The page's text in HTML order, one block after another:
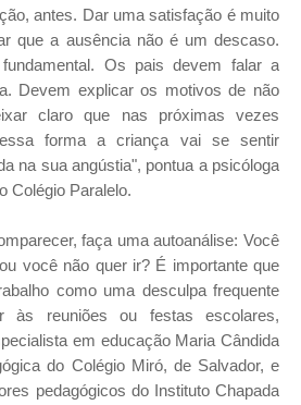
antes. Dar uma satisfação é muito
que a ausência não é um descaso.
Os pais devem falar a
Devem explicar os motivos de não
claro que nas próximas vezes
forma a criança vai se sentir
na sua angústia", pontua a psicóloga
Colégio Paralelo.
faça uma autoanálise: Você
você não quer ir? É importante que
como uma desculpa frequente
às reuniões ou festas escolares,
em educação Maria Cândida
do Colégio Miró, de Salvador, e
pedagógicos do Instituto Chapada